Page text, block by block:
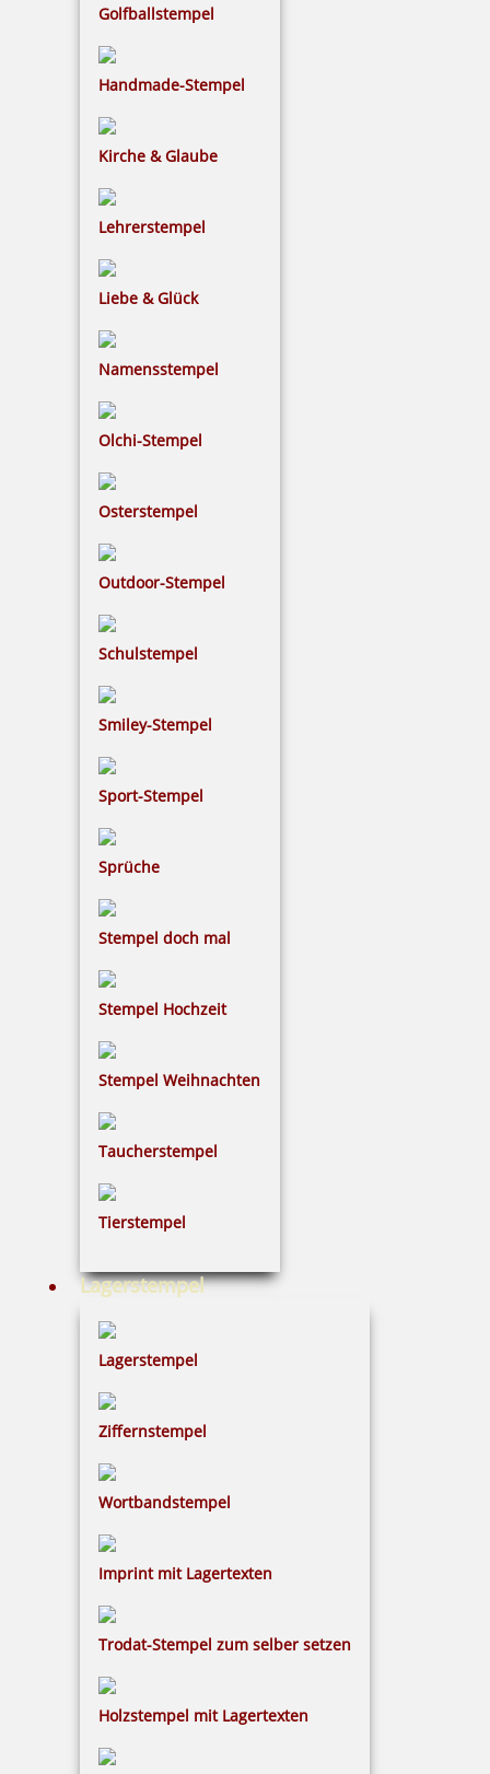
Golfballstempel
Handmade-Stempel
Kirche & Glaube
Lehrerstempel
Liebe & Glück
Namensstempel
Olchi-Stempel
Osterstempel
Outdoor-Stempel
Schulstempel
Smiley-Stempel
Sport-Stempel
Sprüche
Stempel doch mal
Stempel Hochzeit
Stempel Weihnachten
Taucherstempel
Tierstempel
Lagerstempel
Lagerstempel
Ziffernstempel
Wortbandstempel
Imprint mit Lagertexten
Trodat-Stempel zum selber setzen
Holzstempel mit Lagertexten